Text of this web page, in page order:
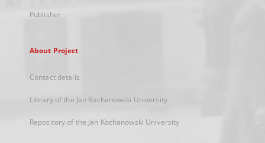
Publisher
About Project
Contact details
Library of the Jan Kochanowski University
Repository of the Jan Kochanowski University